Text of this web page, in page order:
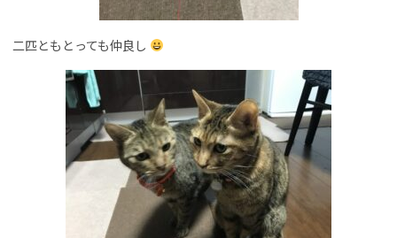
二匹ともとっても仲良し